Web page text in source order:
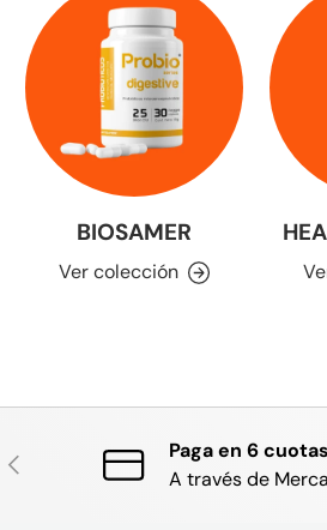
BIOSAMER
Ver colección
ANTERIOR
Paga en 6
A través de